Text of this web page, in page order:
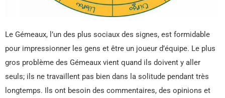
Le Gémeaux, l’un des plus sociaux des signes, est formidable
pour impressionner les gens et être un joueur d’équipe. Le plus
gros problème des Gémeaux vient quand ils doivent y aller
seuls; ils ne travaillent pas bien dans la solitude pendant très
longtemps. Ils ont besoin des commentaires, des opinions et